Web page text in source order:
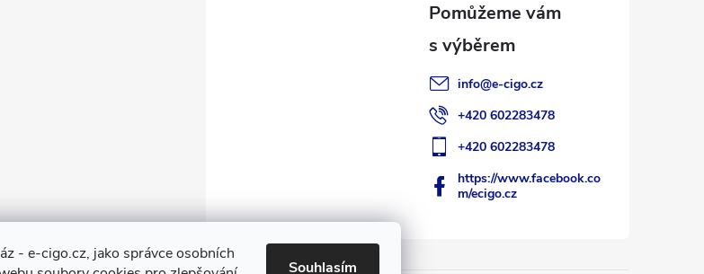
- e-cigo.cz, jako správce osobních
Souhlasím
info@e-cigo.cz
+420 602283478
+420 602283478
https://www.facebook.co
m/ecigo.cz